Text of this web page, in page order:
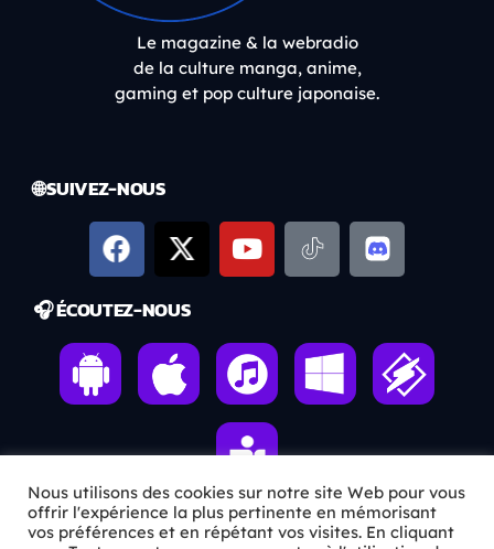
Le magazine & la webradio
de la culture manga, anime,
gaming et pop culture japonaise.
🌐 SUIVEZ-NOUS
🎧 ÉCOUTEZ-NOUS
Nous utilisons des cookies sur notre site Web pour vous
offrir l'expérience la plus pertinente en mémorisant
vos préférences et en répétant vos visites. En cliquant